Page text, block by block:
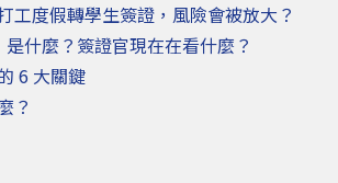
工度假轉學生簽證，風險會被放大？
什麼？簽證官現在在看什麼？
6 大關鍵
？